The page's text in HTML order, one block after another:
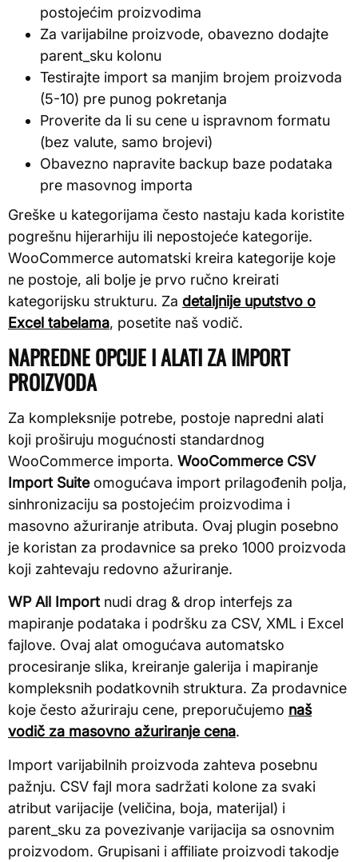
postojećim proizvodima
Za varijabilne proizvode, obavezno dodajte
parent_sku kolonu
Testirajte import sa manjim brojem proizvoda
(5-10) pre punog pokretanja
Proverite da li su cene u ispravnom formatu
(bez valute, samo brojevi)
Obavezno napravite backup baze podataka
pre masovnog importa
Greške u kategorijama često nastaju kada koristite
pogrešnu hijerarhiju ili nepostojeće kategorije.
WooCommerce automatski kreira kategorije koje
ne postoje, ali bolje je prvo ručno kreirati
kategorijsku strukturu. Za detaljnije uputstvo o
Excel tabelama, posetite naš vodič.
NAPREDNE OPCIJE I ALATI ZA IMPORT
PROIZVODA
Za kompleksnije potrebe, postoje napredni alati
koji proširuju mogućnosti standardnog
WooCommerce importa. WooCommerce CSV
Import Suiteomogućava import prilagođenih polja,
sinhronizaciju sa postojećim proizvodima i
masovno ažuriranje atributa. Ovaj plugin posebno
je koristan za prodavnice sa preko 1000 proizvoda
koji zahtevaju redovno ažuriranje.
WP All Importnudi drag & drop interfejs za
mapiranje podataka i podršku za CSV, XML i Excel
fajlove. Ovaj alat omogućava automatsko
procesiranje slika, kreiranje galerija i mapiranje
kompleksnih podatkovnih struktura. Za prodavnice
koje često ažuriraju cene, preporučujemo naš
vodič za masovno ažuriranje cena.
Import varijabilnih proizvoda zahteva posebnu
pažnju. CSV fajl mora sadržati kolone za svaki
atribut varijacije (veličina, boja, materijal) i
parent_sku za povezivanje varijacija sa osnovnim
proizvodom. Grupisani i affiliate proizvodi takodje